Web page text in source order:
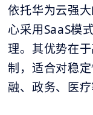
依托华为云强
心采用SaaS模
理。其优势在
制，适合对稳
融、政务、医疗